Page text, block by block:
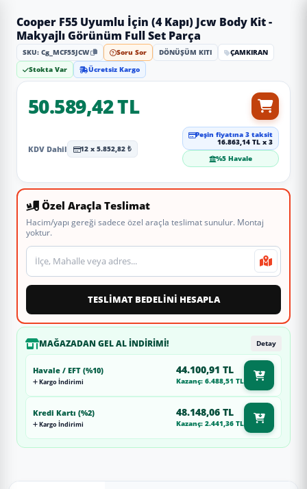
Cooper F55 Uyumlu İçin (4 Kapı) Jcw Body Kit -
Makyajlı Görünüm Full Set Parça
SKU: Cg_MCF55JCW Soru Sor DÖNÜŞÜM KITI
ÇAMKIRAN
Stokta Var
Ücretsiz Kargo
50.589,42 TL
KDV Dahil 12 x 5.852,82 ₺
Peşin fiyatına 3 taksit
16.863,14 TL x 3
%5 Havale
Özel Araçla Teslimat
Hacim/yapı gereği sadece özel araçla teslimat sunulur. Montaj
yoktur.
Teslimat veya montaj adresi
TESLİMAT BEDELİNİ HESAPLA
MAĞAZADAN GEL AL İNDIRIMI! Detay
Havale / EFT (%10)
Kargo İndirimi
44.100,91 TL
Kazanç: 6.488,51 TL
Kredi Kartı (%2)
Kargo İndirimi
48.148,06 TL
Kazanç: 2.441,36 TL